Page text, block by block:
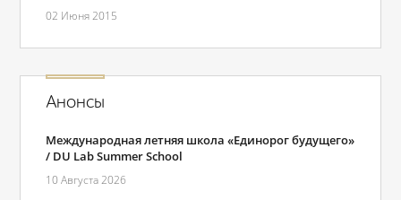
02 Июня 2015
Анонсы
Международная летняя школа «Единорог будущего»
/ DU Lab Summer School
10 Августа 2026